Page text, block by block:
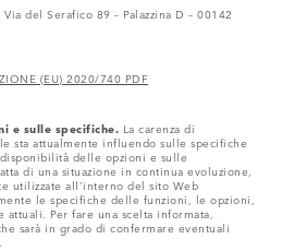
del Serafico 89 – Palazzina D – 00142
(EU) 2020/740 PDF
e sulle specifiche. La carenza di
sta attualmente influendo sulle specifiche
delle opzioni e sulle
di una situazione in continua evoluzione,
utilizzate all'interno del sito Web
le specifiche delle funzioni, le opzioni,
Per fare una scelta informata,
sarà in grado di confermare eventuali